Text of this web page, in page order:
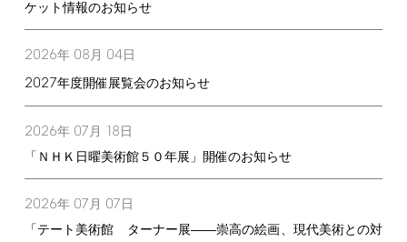
ケット情報のお知らせ
2026年 08月 04日
2027年度開催展覧会のお知らせ
2026年 07月 18 日
「ＮＨＫ日曜美術館５０年展」開催のお知らせ
2026年 07月 07 日
「テート美術館 ターナー展――崇高の絵画、現代美術との対